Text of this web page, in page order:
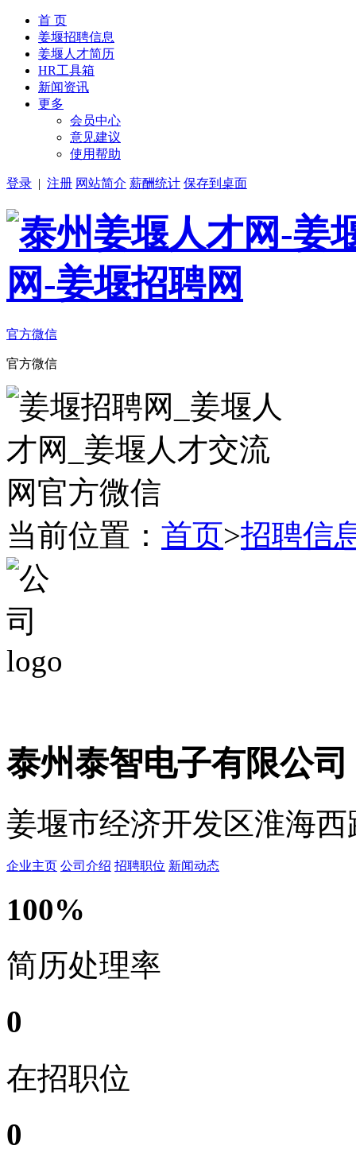
首 页
姜堰招聘信息
姜堰人才简历
HR工具箱
新闻资讯
更多
会员中心
意见建议
使用帮助
登录 | 注册 网站简介 薪酬统计 保存到桌面
官方微信
官方微信
当前位置： 首页>招聘信
泰州泰智电子有限公司
姜堰市经济开发区淮海西
企业主页 公司介绍 招聘职位 新闻动态
100%
简历处理率
0
在招职位
0